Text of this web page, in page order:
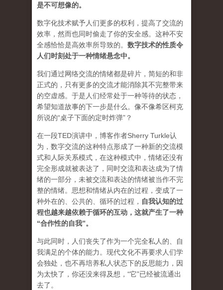
是不可想像的。
数字化技术赋予人们更多的权利，提高了交流的
效率，然而也同时偷走了你的安全感。这种不安
全感恰恰是高效率所导致的。 数字技术的性质令
人们时刻处于一种情绪悬念中。
我们通过网络交流的情绪都是碎片，简短的和非
正式的，只有更多的交流才能消除其不完整带来
的空虚感。于是人们经常处于一种等待的状态，
希望知道故事的下一步是什么。像不像希区柯克
所说的“桌子下面的定时炸弹”？
在一段TED演讲中，博客作者Sherry Turkle认
为，数字交流的这种特点形成了一种新的交流模
式和人际关系模式，在这种模式中，情绪还没有
完全形成就被表达了，同时交流和表达成为了情
绪的一部分，未被交流和表达的情绪被当作不完
整的情绪。思想和情绪从内在的过程，变成了一
种外在的、公共的、循环的过程， 自我认知的过
程也越来越依赖于循环的互动，这就产生了一种
“合作性的自我”。
与此同时，人们丧失了作为一个完全私人的、自
我满足的个体的能力。现代文化不再要求人们学
会独处，也不再培养私人状态下的反思能力，因
为太快了，你还没来得及想，“它”已经被流通出
去了。